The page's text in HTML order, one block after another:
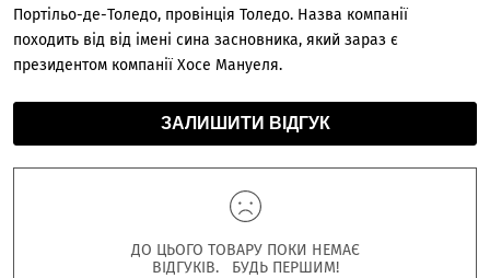
Портільо-де-Толедо, провінція Толедо. Назва компанії
походить від від імені сина засновника, який зараз є
президентом компанії Хосе Мануеля.
ЗАЛИШИТИ ВІДГУК
ДО ЦЬОГО ТОВАРУ ПОКИ НЕМАЄ
ВІДГУКІВ. БУДЬ ПЕРШИМ!